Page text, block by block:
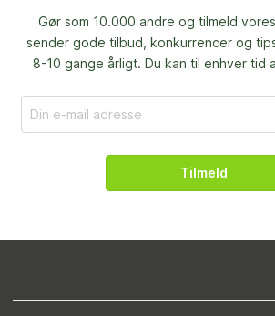
Gør som 10.000 andre og tilmeld
sender gode tilbud, konkurrencer og
8-10 gange årligt. Du kan til enhver tid
Tilmeld